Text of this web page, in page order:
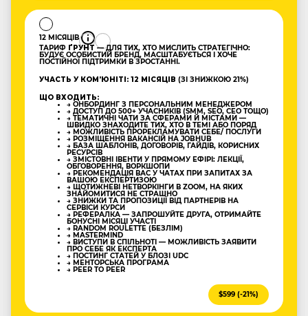
12 МІСЯЦІВ
ТАРИФ ҐРУНТ — ДЛЯ ТИХ, ХТО МИСЛИТЬ СТРАТЕГІЧНО:
БУДУЄ ОСОБИСТИЙ БРЕНД, МАСШТАБУЄТЬСЯ І ХОЧЕ
ПОСТІЙНОЇ ПІДТРИМКИ В ЗРОСТАННІ.
УЧАСТЬ У КОМʼЮНІТІ: 12 МІСЯЦІВ (ЗІ ЗНИЖКОЮ 21%)
ЩО ВХОДИТЬ:
→ ОНБОРДИНГ З ПЕРСОНАЛЬНИМ МЕНЕДЖЕРОМ
→ ДОСТУП ДО 500+ УЧАСНИКІВ (SMM, SEO, CEO ТОЩО)
→ ТЕМАТИЧНІ ЧАТИ ЗА СФЕРАМИ Й МІСТАМИ —
ШВИДКО ЗНАХОДИТЕ ТИХ, ХТО В ТЕМІ АБО ПОРЯД
→ МОЖЛИВІСТЬ ПРОРЕКЛАМУВАТИ СЕБЕ/ ПОСЛУГИ
→ РОЗМІЩЕННЯ ВАКАНСІЙ НА JOBHUB
→ БАЗА ШАБЛОНІВ, ДОГОВОРІВ, ГАЙДІВ, КОРИСНИХ
РЕСУРСІВ
→ ЗМІСТОВНІ ІВЕНТИ У ПРЯМОМУ ЕФІРІ: ЛЕКЦІЇ,
ОБГОВОРЕННЯ, ВОРКШОПИ
→ РЕКОМЕНДАЦІЯ ВАС У ЧАТАХ ПРИ ЗАПИТАХ ЗА
ВАШОЮ ЕКСПЕРТИЗОЮ
→ ЩОТИЖНЕВІ НЕТВОРКІНГИ В ZOOM, НА ЯКИХ
ЗНАЙОМИТИСЯ НЕ СТРАШНО
→ ЗНИЖКИ ТА ПРОПОЗИЦІЇ ВІД ПАРТНЕРІВ НА
СЕРВІСИ КУРСИ
→ РЕФЕРАЛКА — ЗАПРОШУЙТЕ ДРУГА, ОТРИМАЙТЕ
БОНУСНІ МІСЯЦІ УЧАСТІ
→ RANDOM ROULETTE (БЕЗЛІМ)
→ MASTERMIND
→ ВИСТУПИ В СПІЛЬНОТІ — МОЖЛИВІСТЬ ЗАЯВИТИ
ПРО СЕБЕ ЯК ЕКСПЕРТА
→ ПОСТИНГ СТАТЕЙ У БЛОЗІ UDC
→ МЕНТОРСЬКА ПРОГРАМА
→ PEER TO PEER
$599 (-21%)